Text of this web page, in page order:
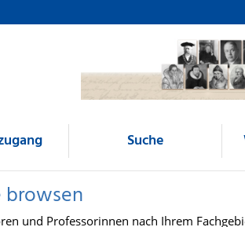
Suche
browsen
und Professorinnen nach Ihrem